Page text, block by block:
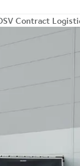
Contract